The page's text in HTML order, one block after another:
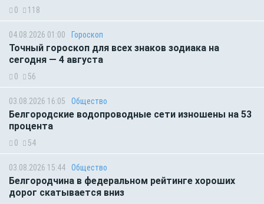
0 118
04.08.2026 01:00 Гороскоп
Точный гороскоп для всех знаков зодиака на
сегодня — 4 августа
0 56
03.08.2026 16:05 Общество
Белгородские водопроводные сети изношены на 53
процента
0 54
03.08.2026 15:44 Общество
Белгородчина в федеральном рейтинге хороших
дорог скатывается вниз